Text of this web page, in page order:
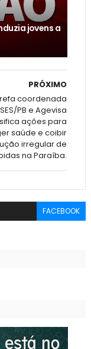
jovens a
PRÓXIMO
coordenada
PB e Agevisa
ações para
saúde e coibir
irregular de
na Paraíba.
FACEBOOK